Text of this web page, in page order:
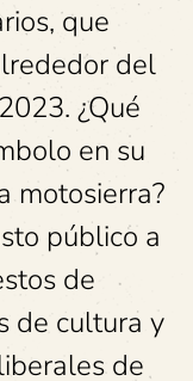
que
del
¿Qué
en su
motosierra?
público a
de
de cultura y
de